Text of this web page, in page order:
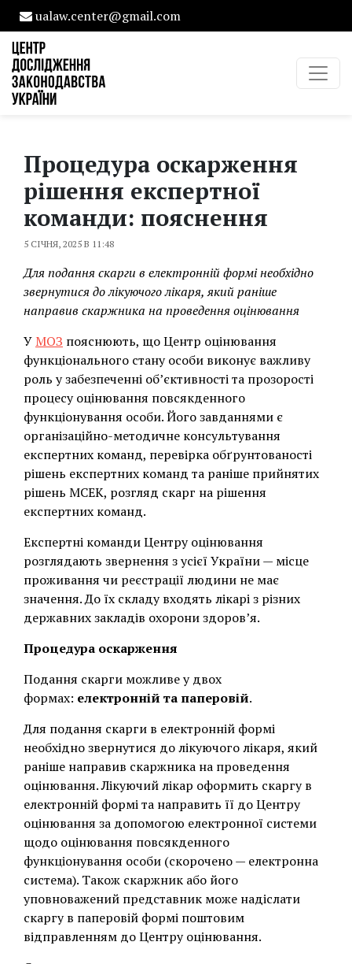
ualaw.center@gmail.com
Процедура оскарження
рішення експертної
команди: пояснення
5 СІЧНЯ, 2025 В 11:48
Для подання скарги в електронній формі необхідно
звернутися до лікуючого лікаря, який раніше
направив скаржника на проведення оцінювання
УМОЗ пояснюють, що Центр оцінювання
функціонального стану особи виконує важливу
роль у забезпеченні об’єктивності та прозорості
процесу оцінювання повсякденного
функціонування особи. Його завданнями є
організаційно-методичне консультування
експертних команд, перевірка обґрунтованості
рішень експертних команд та раніше прийнятих
рішень МСЕК, розгляд скарг на рішення
експертних команд.
Експертні команди Центру оцінювання
розглядають звернення з усієї України — місце
проживання чи реєстрації людини не має
значення. До їх складу входять лікарі з різних
державних закладів охорони здоров’я.
Процедура оскарження
Подання скарги можливе у двох
формах: електронній та паперовій.
Для подання скарги в електронній формі
необхідно звернутися до лікуючого лікаря, який
раніше направив скаржника на проведення
оцінювання. Лікуючий лікар оформить скаргу в
електронній формі та направить її до Центру
оцінювання за допомогою електронної системи
щодо оцінювання повсякденного
функціонування особи (скорочено — електронна
система). Також скаржник або його
уповноважений представник може надіслати
скаргу в паперовій формі поштовим
відправленням до Центру оцінювання.